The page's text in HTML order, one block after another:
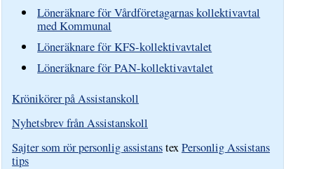
Löneräknare för Vårdföretagarnas kollektivavtal
med Kommunal
Löneräknare för KFS-kollektivavtalet
Löneräknare för PAN-kollektivavtalet
Krönikörer på Assistanskoll
Nyhetsbrev från Assistanskoll
Sajter som rör personlig assistanstexPersonlig Assistans
tips